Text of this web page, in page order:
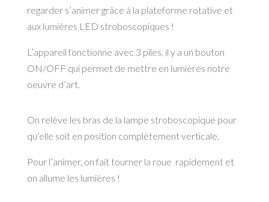
regarder s’animer grâce à la plateforme rotative et
aux lumières LED stroboscopiques !
L’appareil fonctionne avec 3 piles, il y a un bouton
ON/OFF qui permet de mettre en lumières notre
oeuvre d’art.
On relève les bras de la lampe stroboscopique pour
qu’elle soit en position complètement verticale.
Pour l’animer, on fait tourner la roue rapidement et
on allume les lumières !